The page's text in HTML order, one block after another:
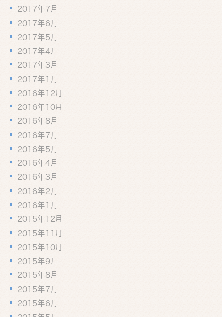
2017年7月
2017年6月
2017年5月
2017年4月
2017年3月
2017年1月
2016年12月
2016年10月
2016年8月
2016年7月
2016年5月
2016年4月
2016年3月
2016年2月
2016年1月
2015年12月
2015年11月
2015年10月
2015年9月
2015年8月
2015年7月
2015年6月